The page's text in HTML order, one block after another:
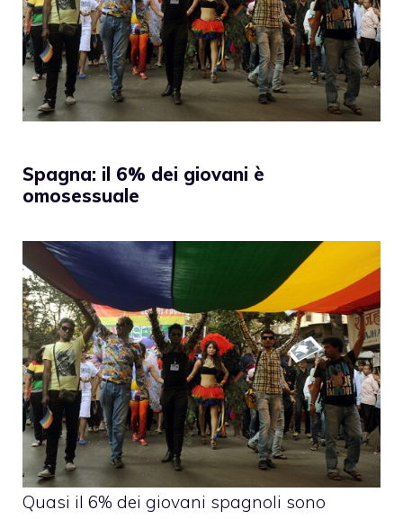
Spagna: il 6% dei giovani è
omosessuale
Quasi il 6% dei giovani spagnoli sono